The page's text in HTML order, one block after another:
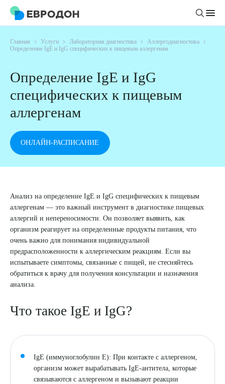
Личный кабинет
О компании
Новости
Статьи
Вакансии
Политика конфиденциальности
Пользовательское соглашение
Услуги и цены
Направления
Хирургический стационар
Пациенту
Филиалы
8 (863) 309-05-06
Главная Услуги Лабораторная диагностика
Аллергодиагностика
Определение IgE и IgG специфических к пищевым аллергенам
Определение IgE и IgG
специфических к пищевым
аллергенам
ОНЛАЙН-РАСПИСАНИЕ
Анализ на определение IgE и IgG специфических к пищевым
аллергенам — это важный инструмент в диагностике пищевых
аллергий и непереносимости. Он позволяет выявить, как
организм реагирует на определенные продукты питания, что
очень важно для понимания индивидуальной
предрасположенности к аллергическим реакциям. Если вы
испытываете симптомы, связанные с пищей, не стесняйтесь
обратиться к врачу для получения консультации и назначения
анализа.
Что такое IgE и IgG?
IgE (иммуноглобулин E): При контакте с аллергеном,
организм может вырабатывать IgE-антитела, которые
связываются с аллергеном и вызывают реакции